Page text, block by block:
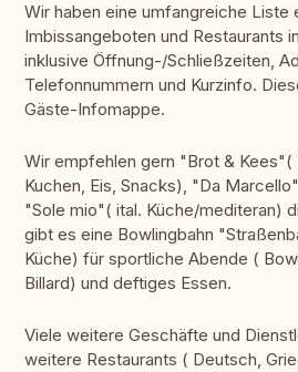
Wir haben eine umfangreiche Liste
Imbissangeboten und Restaurants
inklusive Öffnung-/Schließzeiten,
Telefonnummern und Kurzinfo.
Gäste-Infomappe.
Wir empfehlen gern "Brot &
Kuchen, Eis, Snacks), "Da
"Sole mio"( ital. Küche/mediteran)
gibt es eine Bowlingbahn
Küche) für sportliche Abende (
Billard) und deftiges Essen.
Viele weitere Geschäfte und
weitere Restaurants ( Deutsch,